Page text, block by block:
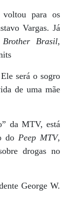
para os
Vargas. Já
Brasil,
será o sogro
de uma mãe
da MTV, está
do Peep MTV,
drogas no
George W.